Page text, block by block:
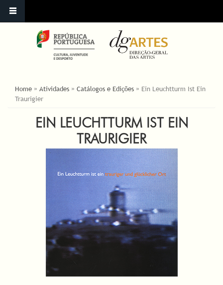
ESTÁ AQUI
Home » Atividades » Catálogos e Edições » Ein Leuchtturm Ist Ein
Traurigier
EIN LEUCHTTURM IST EIN
TRAURIGIER